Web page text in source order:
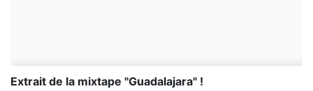
Extrait de la mixtape "Guadalajara" !